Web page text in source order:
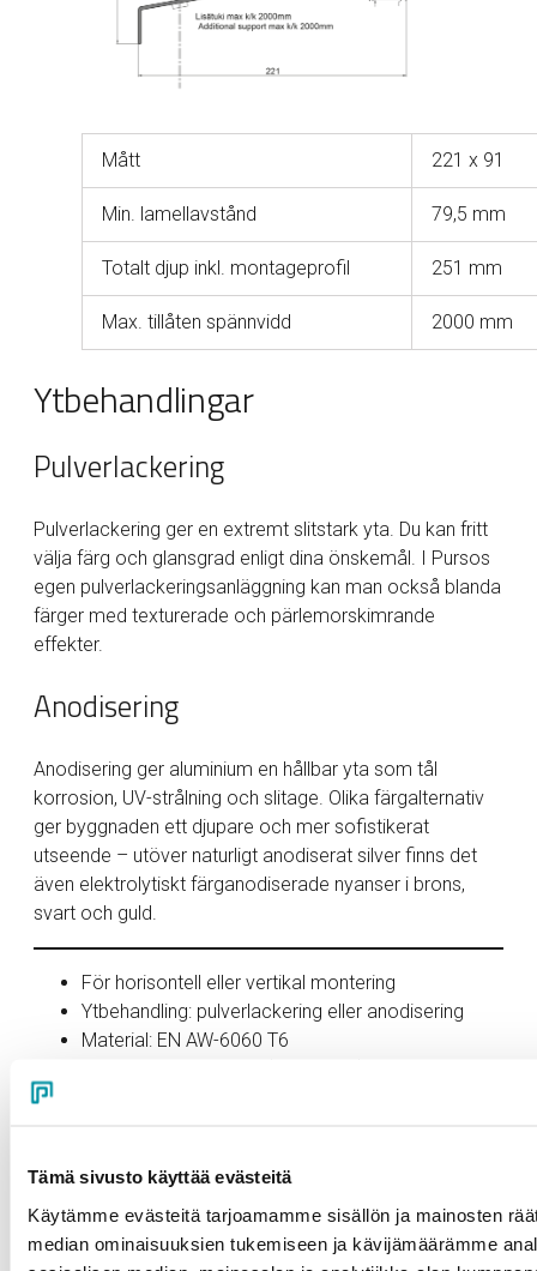
Tämä sivusto käyttää evästeitä
Käytämme evästeitä tarjoamamme sisällön ja mainosten
median ominaisuuksien tukemiseen ja kävijämäärämme
Mått 221 x 91
Min. lamellavstånd 79,5 mm
Totalt djup inkl. montageprofil 251 mm
Max. tillåten spännvidd 2000 mm
Ytbehandlingar
Pulverlackering
Pulverlackering ger en extremt slitstark yta. Du kan fritt
välja färg och glansgrad enligt dina önskemål. I Pursos
egen pulverlackeringsanläggning kan man också blanda
färger med texturerade och pärlemorskimrande
effekter.
Anodisering
Anodisering ger aluminium en hållbar yta som tål
korrosion, UV-strålning och slitage. Olika färgalternativ
ger byggnaden ett djupare och mer sofistikerat
utseende – utöver naturligt anodiserat silver finns det
även elektrolytiskt färganodiserade nyanser i brons,
svart och guld.
För horisontell eller vertikal montering
Ytbehandling: pulverlackering eller anodisering
Material: EN AW-6060 T6
aluminium
Exempel på användning: fasader och beklädnad
av parkeringshus